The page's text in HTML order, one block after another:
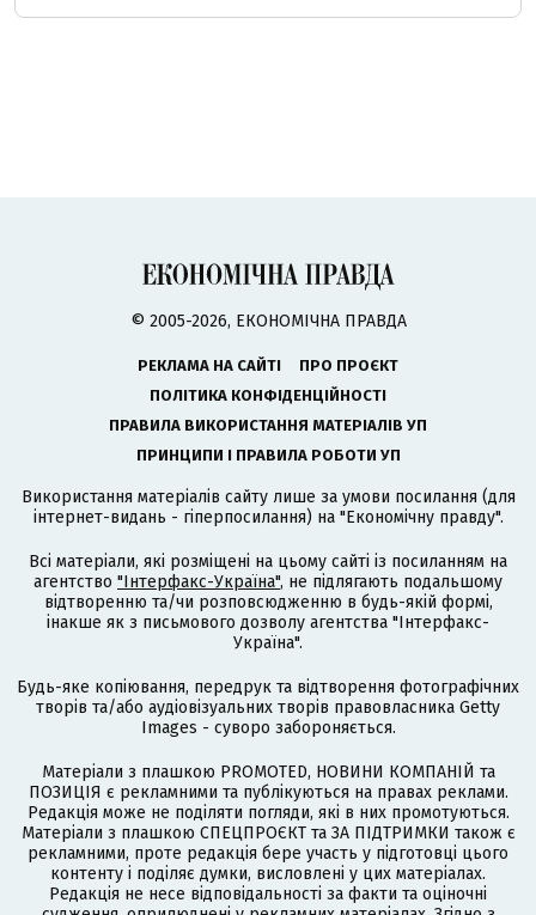
© 2005-2026, ЕКОНОМІЧНА ПРАВДА
РЕКЛАМА НА САЙТІ
ПРО ПРОЄКТ
ПОЛІТИКА КОНФІДЕНЦІЙНОСТІ
ПРАВИЛА ВИКОРИСТАННЯ МАТЕРІАЛІВ УП
ПРИНЦИПИ І ПРАВИЛА РОБОТИ УП
Використання матеріалів сайту лише за умови посилання (для
інтернет-видань - гіперпосилання) на "Економічну правду".
Всі матеріали, які розміщені на цьому сайті із посиланням на
агентство "Інтерфакс-Україна", не підлягають подальшому
відтворенню та/чи розповсюдженню в будь-якій формі,
інакше як з письмового дозволу агентства "Інтерфакс-
Україна".
Будь-яке копіювання, передрук та відтворення фотографічних
творів та/або аудіовізуальних творів правовласника Getty
Images - суворо забороняється.
Матеріали з плашкою PROMOTED, НОВИНИ КОМПАНІЙ та
ПОЗИЦІЯ є рекламними та публікуються на правах реклами.
Редакція може не поділяти погляди, які в них промотуються.
Матеріали з плашкою СПЕЦПРОЄКТ та ЗА ПІДТРИМКИ також є
рекламними, проте редакція бере участь у підготовці цього
контенту і поділяє думки, висловлені у цих матеріалах.
Редакція не несе відповідальності за факти та оціночні